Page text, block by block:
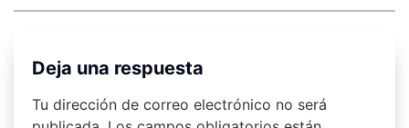
Deja una respuesta
Tu dirección de correo electrónico no será